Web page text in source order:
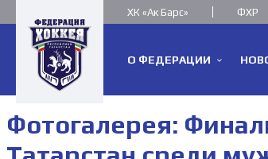
ХК «Ак Барс» ФХР
О ФЕДЕРАЦИИ
Фотогалерея: